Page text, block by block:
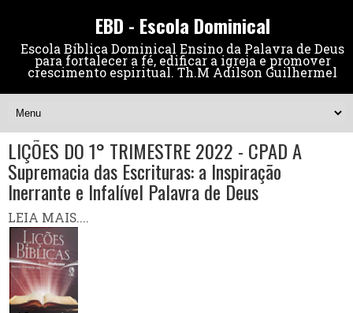
EBD - Escola Dominical
Escola Bíblica Dominical Ensino da Palavra de Deus
para fortalecer a fé, edificar a igreja e promover
crescimento espiritual. Th.M Adilson Guilhermel
LIÇÕES DO 1° TRIMESTRE 2022 - CPAD A
Supremacia das Escrituras: a Inspiração
Inerrante e Infalível Palavra de Deus
LEIA MAIS....